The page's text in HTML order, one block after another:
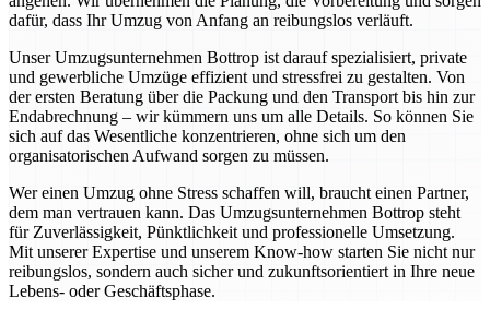
dafür, dass Ihr Umzug von Anfang an reibungslos verläuft.
Unser Umzugsunternehmen Bottrop ist darauf spezialisiert, private
und gewerbliche Umzüge effizient und stressfrei zu gestalten. Von
der ersten Beratung über die Packung und den Transport bis hin zur
Endabrechnung – wir kümmern uns um alle Details. So können Sie
sich auf das Wesentliche konzentrieren, ohne sich um den
organisatorischen Aufwand sorgen zu müssen.
Wer einen Umzug ohne Stress schaffen will, braucht einen Partner,
dem man vertrauen kann. Das Umzugsunternehmen Bottrop steht
für Zuverlässigkeit, Pünktlichkeit und professionelle Umsetzung.
Mit unserer Expertise und unserem Know-how starten Sie nicht nur
reibungslos, sondern auch sicher und zukunftsorientiert in Ihre neue
Lebens- oder Geschäftsphase.